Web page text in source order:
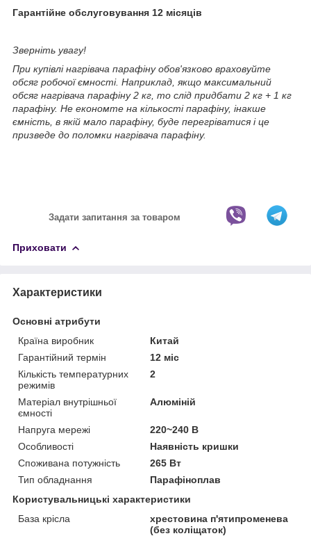
Гарантійне обслуговування 12 місяців
Зверніть увагу!
При купівлі нагрівача парафіну обов'язково враховуйте
обсяг робочої ємності. Наприклад, якщо максимальний
обсяг нагрівача парафіну 2 кг, то слід придбати 2 кг + 1 кг
парафіну. Не економте на кількості парафіну, інакше
ємність, в якій мало парафіну, буде перегріватися і це
призведе до поломки нагрівача парафіну.
Задати запитання за товаром
Приховати
Характеристики
Основні атрибути
Країна виробник
Китай
Гарантійний термін
12 міс
Кількість температурних
режимів
2
Матеріал внутрішньої
ємності
Алюміній
Напруга мережі
220~240 В
Особливості
Наявність кришки
Споживана потужність
265 Вт
Тип обладнання
Парафіноплав
Користувальницькі характеристики
База крісла
хрестовина п'ятипроменева
(без коліщаток)